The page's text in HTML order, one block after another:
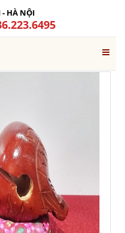
- HÀ NỘI